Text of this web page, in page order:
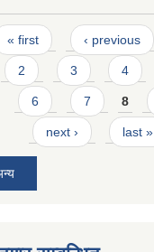
« first ‹ previous
2 3 4
6 7 8
next › last »